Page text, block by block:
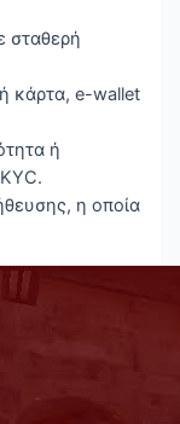
σταθερή
κάρτα, e-wallet
ή
η οποία